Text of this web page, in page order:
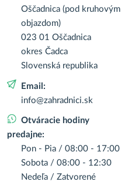
Oščadnica (pod kruhovým
objazdom)
023 01 Oščadnica
okres Čadca
Slovenská republika
Email:
info@zahradnici.sk
Otváracie hodiny
predajne:
Pon - Pia / 08:00 - 17:00
Sobota / 08:00 - 12:30
Nedeľa / Zatvorené